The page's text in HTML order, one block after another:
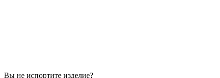
Вы не испортите изделие?